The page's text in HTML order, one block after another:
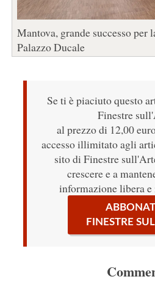
Mantova, grande successo per
Palazzo Ducale
Se ti è piaciuto questo
Finestre
al prezzo di 12,00
accesso illimitato agli
sito di Finestre
crescere e a
informazione libera e
FINESTRE